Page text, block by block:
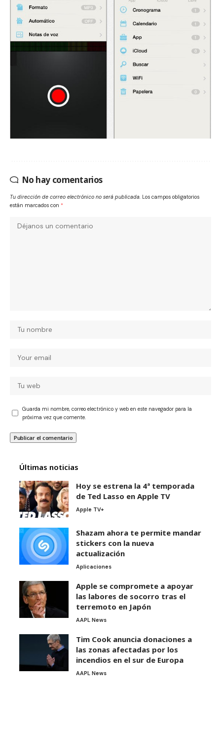
No hay comentarios
Tu dirección de correo electrónico no será publicada. Los campos obligatorios
están marcados con *
Guarda mi nombre, correo electrónico y web en este navegador para la
próxima vez que comente.
Últimas noticias
Hoy se estrena la 4ª temporada
de Ted Lasso en Apple TV
Apple TV+
Shazam ahora te permite mandar
stickers con la nueva
actualización
Aplicaciones
Apple se compromete a apoyar
las labores de socorro tras el
terremoto en Japón
AAPL News
Tim Cook anuncia donaciones a
las zonas afectadas por los
incendios en el sur de Europa
AAPL News